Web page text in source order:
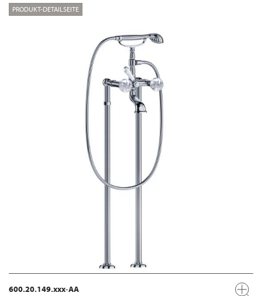
PRODUKT-DETAILSEITE
600.20.149.xxx-AA